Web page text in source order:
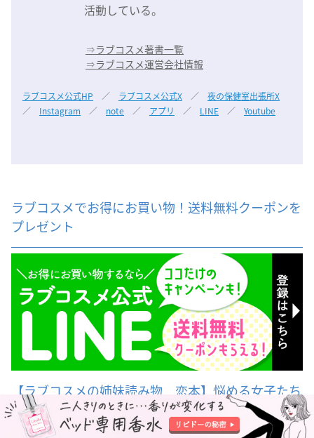
活動している。
⇒ラブコスメ著書一覧
⇒ラブコスメ運営会社情報
ラブコスメ公式HP ／ ラブコスメ公式X ／ 夜の保健室出張所X
／ Instagram ／ note ／ アプリ ／ LINE ／ Youtube
ラブコスメでお得にお買い物！送料無料クーポンを
プレゼント
【ラブコスメの姉妹読み物 恋本】悩める女子たち
がしりたい話をお届け！